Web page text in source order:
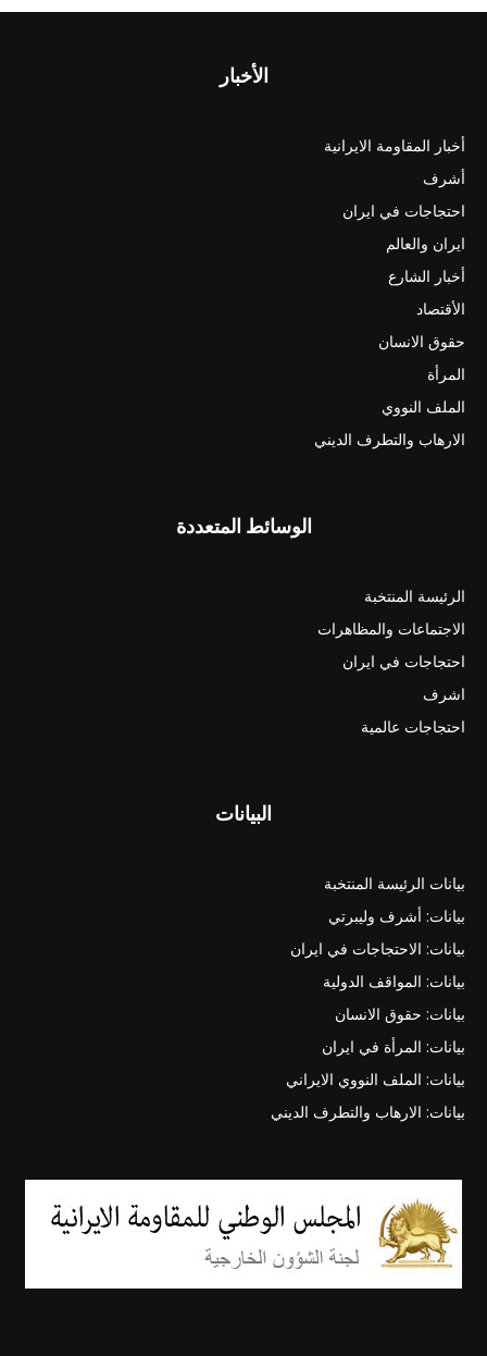
الأخبار
أخبار المقاومة الايرانية
أشرف
احتجاجات في ايران
ايران والعالم
أخبار الشارع
الأقتصاد
حقوق الانسان
المرأة
الملف النووي
الارهاب والتطرف الديني
الوسائط المتعددة
الرئيسة المنتخبة
الاجتماعات والمظاهرات
احتجاجات في ايران
اشرف
احتجاجات عالمية
البيانات
بيانات الرئيسة المنتخبة
بيانات: أشرف وليبرتي
بيانات: الاحتجاجات في ايران
بيانات: المواقف الدولية
بيانات: حقوق الانسان
بيانات: المرأة في ايران
بيانات: الملف النووي الايراني
بيانات: الارهاب والتطرف الديني